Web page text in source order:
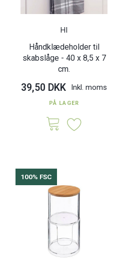
HI
Håndklædeholder til
skabslåge - 40 x 8,5 x 7
cm.
39,50 DKK Inkl. moms
PÅ LAGER
100% FSC